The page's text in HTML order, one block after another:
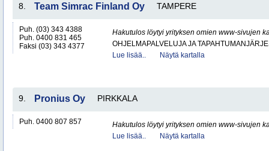
8. Team Simrac Finland Oy TAMPERE
Puh. (03) 343 4388
Puh. 0400 831 465
Faksi (03) 343 4377
Hakutulos löytyi yrityksen omien www-sivujen
OHJELMAPALVELUJA JA
Lue lisää..
Näytä kartalla
9. Pronius Oy PIRKKALA
Puh. 0400 807 857
Hakutulos löytyi yrityksen omien www-sivujen
Lue lisää..
Näytä kartalla